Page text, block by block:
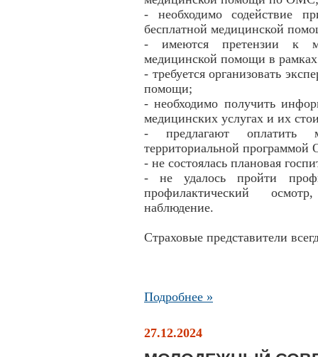
- необходимо содействие
бесплатной медицинской
- имеются претензии к
медицинской помощи в
- требуется организовать
помощи;
- необходимо получить
медицинских услугах и их
- предлагают оплатить
территориальной
- не состоялась плановая
- не удалось пройти
профилактический
наблюдение.
Страховые представители
Подробнее »
27.12.2024